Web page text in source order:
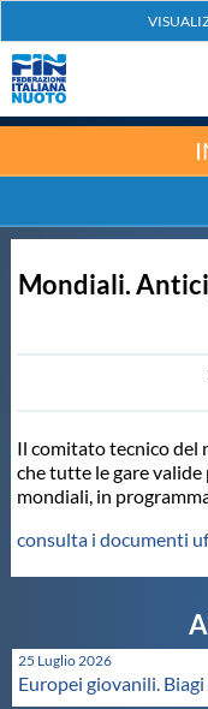
Nuoto
Tuffi
Salvamento
Master
Formazione
Mondiali.
Il comitato tecnico del
che tutte le gare valide
mondiali, in
consulta i documenti
25 Luglio 2026
Europei giovanili.